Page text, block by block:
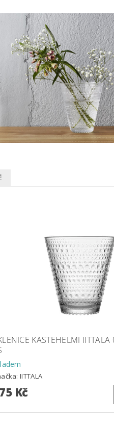
KASTEHELMI IITTALA
IITTALA
Kč